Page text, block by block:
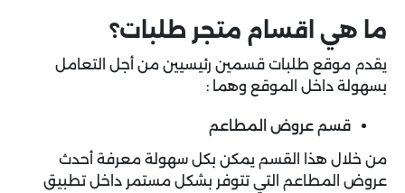
ما هي اقسام متجر طلبات؟
يقدم موقع طلبات قسمين رئيسيين من أجل التعامل
بسهولة داخل الموقع وهما :
قسم عروض المطاعم
من خلال هذا القسم يمكن بكل سهولة معرفة أحدث
عروض المطاعم التي تتوفر بشكل مستمر داخل تطبيق